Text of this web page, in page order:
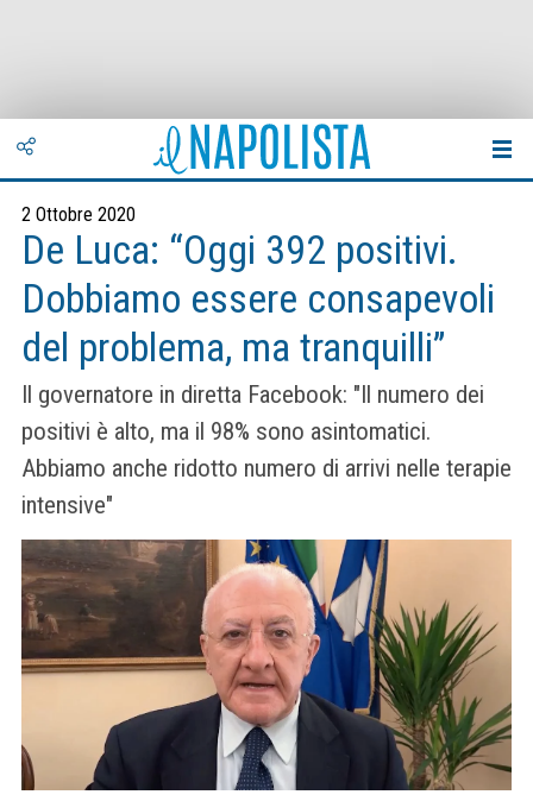
2 Ottobre 2020
De Luca: “Oggi 392 positivi.
Dobbiamo essere consapevoli
del problema, ma tranquilli”
Il governatore in diretta Facebook: "Il numero dei
positivi è alto, ma il 98% sono asintomatici.
Abbiamo anche ridotto numero di arrivi nelle terapie
intensive"